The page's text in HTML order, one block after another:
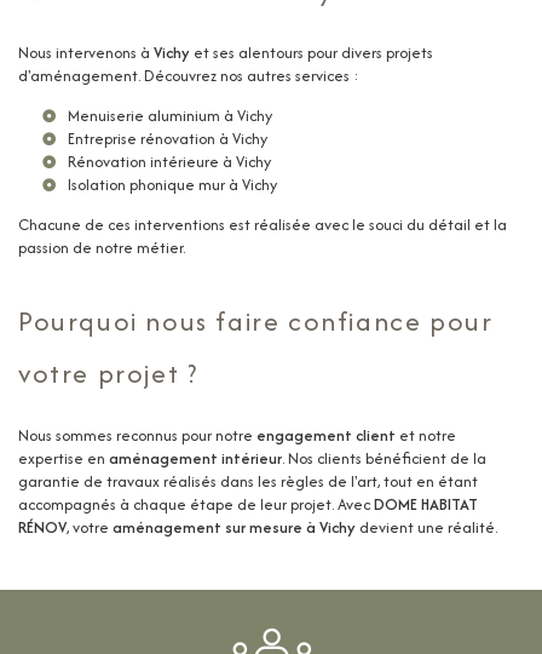
Nous intervenons à Vichy et ses alentours pour divers projets
d'aménagement. Découvrez nos autres services :
Menuiserie aluminium à Vichy
Entreprise rénovation à Vichy
Rénovation intérieure à Vichy
Isolation phonique mur à Vichy
Chacune de ces interventions est réalisée avec le souci du détail et la
passion de notre métier.
Pourquoi nous faire confiance pour
votre projet ?
Nous sommes reconnus pour notre engagement client et notre
expertise en aménagement intérieur. Nos clients bénéficient de la
garantie de travaux réalisés dans les règles de l'art, tout en étant
accompagnés à chaque étape de leur projet. AvecDOME HABITAT
RÉNOV, votre aménagement sur mesure à Vichy devient une réalité.